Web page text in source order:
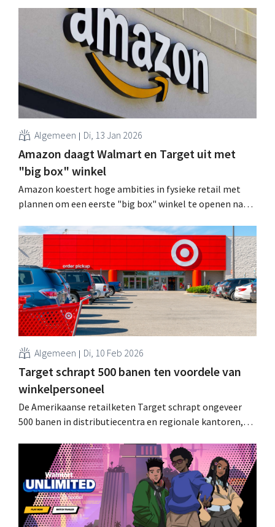
Algemeen Di, 13 Jan 2026
Amazon daagt Walmart en Target uit met
"big box" winkel
Amazon koestert hoge ambities in fysieke retail met
plannen om een eerste "big box" winkel te openen nabij
terrein van spelers als Walmart en Target. .
Algemeen Di, 10 Feb 2026
Target schrapt 500 banen ten voordele van
winkelpersoneel
De Amerikaanse retailketen Target schrapt ongeveer
500 banen in distributiecentra en regionale kantoren,
training voor winkelmedewerkers. Het is een
opmerkelijke koerswijziging onder leiding van nieuwe
CEO Michael Fiddelke. .